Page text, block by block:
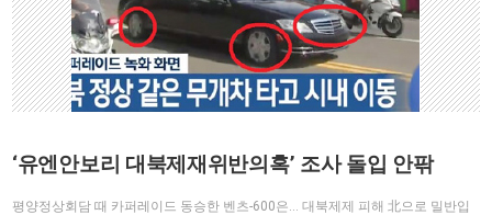
‘유엔안보리 대북제재위반의혹’ 조사 돌입 안팎
평양정상회담 때 카퍼레이드 동승한 벤츠-600은… 대북제제 피해 北으로 밀반입